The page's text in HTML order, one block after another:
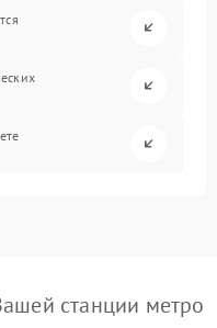
станции метро